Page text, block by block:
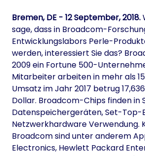
Bremen, DE - 12 September, 2018.
sage, dass in Broadcom-
Entwicklungslabors Perle-
werden, interessiert Sie das?
2009 ein Fortune 500-
Mitarbeiter arbeiten in mehr als
Umsatz im Jahr 2017 betrug
Dollar. Broadcom-Chips finden in
Datenspeichergeräten, Set-Top-
Netzwerkhardware Verwendung.
Broadcom sind unter anderem
Electronics, Hewlett Packard